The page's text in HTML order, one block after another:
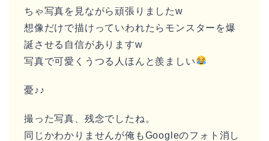
ちゃ写真を見ながら頑張りましたw
想像だけで描けっていわれたらモンスターを爆
誕させる自信がありますw
写真で可愛くうつる人ほんと羨ましい
憂♪♪
撮った写真、残念でしたね。
同じかわかりませんが俺もGoogleのフォト消し